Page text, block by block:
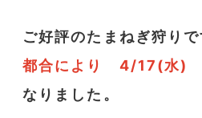
ご好評のたまねぎ狩りで
都合により 4/17(水)
なりました。